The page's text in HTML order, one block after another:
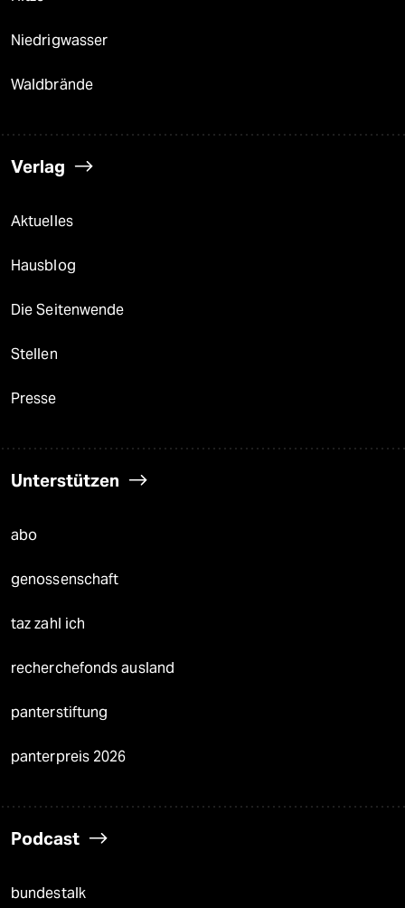
Niedrigwasser
Waldbrände
Verlag
Aktuelles
Hausblog
Die Seitenwende
Stellen
Presse
Unterstützen
abo
genossenschaft
taz zahl ich
recherchefonds ausland
panterstiftung
panterpreis 2026
Podcast
bundestalk